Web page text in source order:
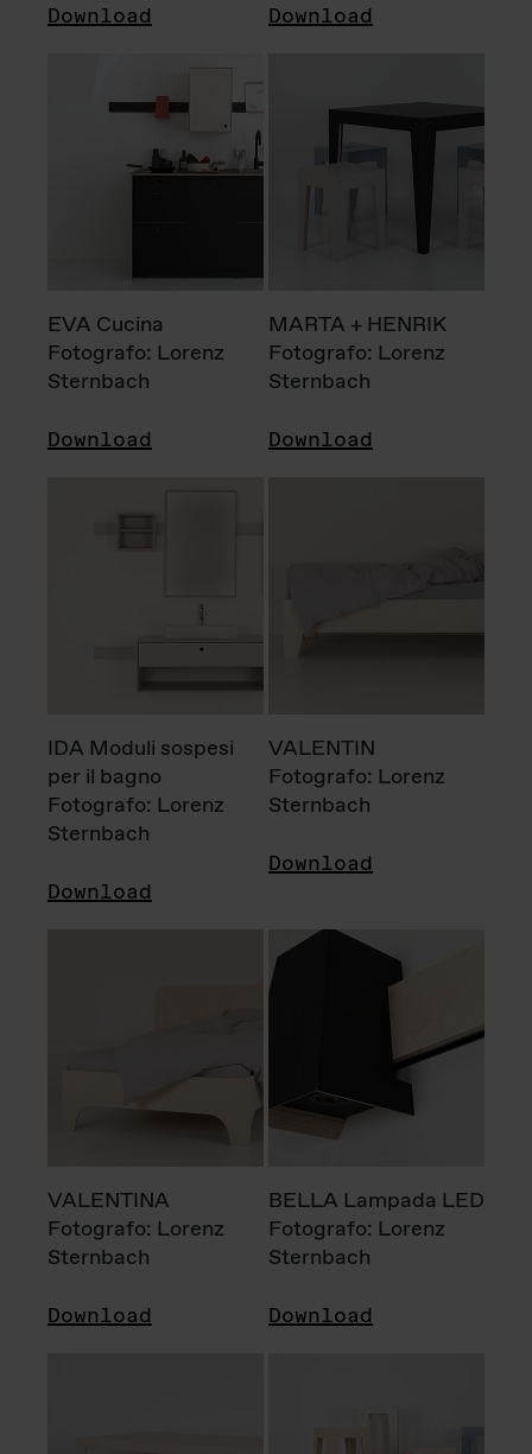
Download Download
EVA Cucina
Fotografo: Lorenz
Sternbach
Download
MARTA + HENRIK
Fotografo: Lorenz
Sternbach
Download
IDA Moduli sospesi
per il bagno
Fotografo: Lorenz
Sternbach
Download
VALENTIN
Fotografo: Lorenz
Sternbach
Download
VALENTINA
Fotografo: Lorenz
Sternbach
Download
BELLA Lampada LED
Fotografo: Lorenz
Sternbach
Download